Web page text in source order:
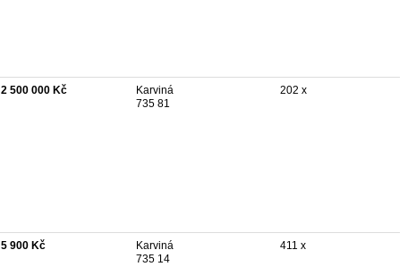
2 500 000 Kč
Karviná
735 81
202 x
5 900 Kč
Karviná
735 14
411 x